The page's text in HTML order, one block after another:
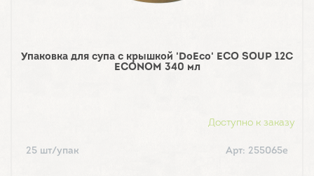
Упаковка для супа с крышкой 'DoEco' ECO SOUP 12С
ECONOM 340 мл
Доступно к заказу
25 шт/упак Арт: 255065е